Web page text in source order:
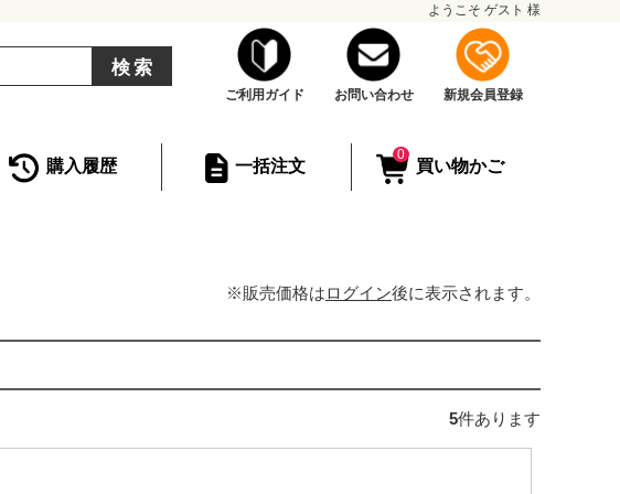
ようこそ ゲスト 様
検索
ご利用ガイド お問い合わせ 新規会員登録
購入履歴 一括注文
0
買い物かご
※販売価格はログイン後に表示されます。
5件あります